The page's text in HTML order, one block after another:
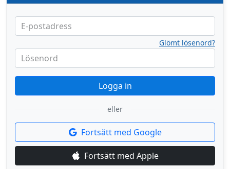
E-postadress
Lösenord
Glömt lösenord?
Logga in
eller
Fortsätt med Google
Fortsätt med Apple